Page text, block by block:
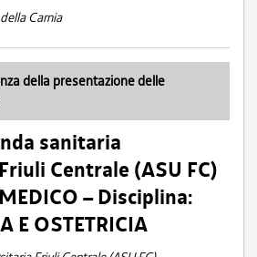
Carnia
della presentazione delle
sanitaria
Centrale (ASU FC)
– Disciplina:
E OSTETRICIA